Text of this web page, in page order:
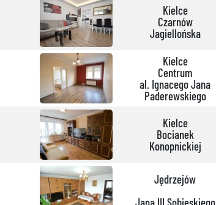
Kielce
Czarnów
Jagiellońska
Kielce
Centrum
al. Ignacego Jana
Paderewskiego
Kielce
Bocianek
Konopnickiej
Jędrzejów